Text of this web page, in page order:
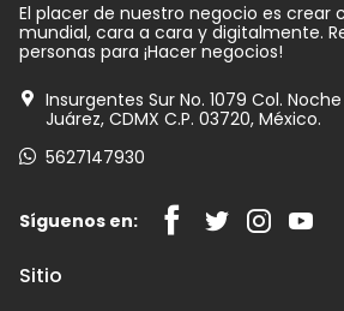
El placer de nuestro negocio es crear
mundial, cara a cara y digitalmente.
personas para ¡Hacer negocios!
Insurgentes Sur No. 1079 Col.
Juárez, CDMX C.P. 03720, México.
5627147930
Síguenos en:
Sitio